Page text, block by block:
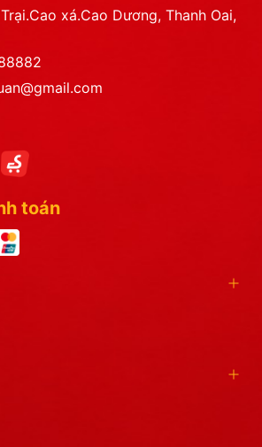
xá.Cao Dương, Thanh Oai,
toán